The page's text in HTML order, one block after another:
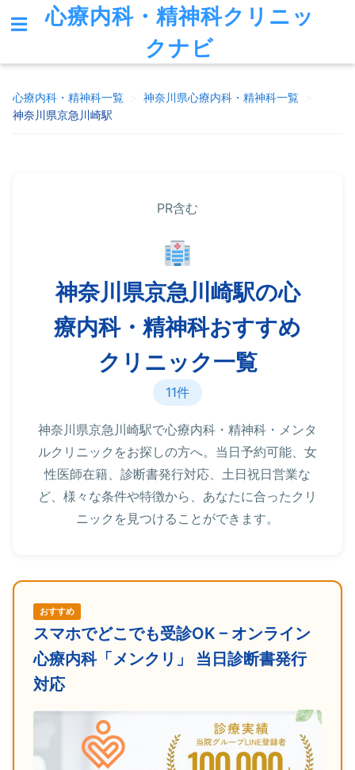
心療内科・精神科クリニッ
クナビ
心療内科・精神科一覧 神奈川県心療内科・精神科一覧
神奈川県京急川崎駅
PR含む
神奈川県京急川崎駅の心
療内科・精神科おすすめ
クリニック一覧
11件
神奈川県京急川崎駅で心療内科・精神科・メンタ
ルクリニックをお探しの方へ。当日予約可能、女
性医師在籍、診断書発行対応、土日祝日営業な
ど、様々な条件や特徴から、あなたに合ったクリ
ニックを見つけることができます。
おすすめ
スマホでどこでも受診OK – オンライン
心療内科「メンクリ」 当日診断書発行
対応